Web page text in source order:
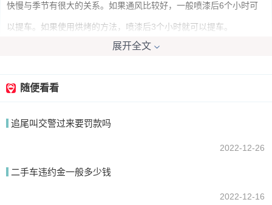
快慢与季节有很大的关系。如果通风比较好，一般喷漆后6个小时可
以提车。如果使用烘烤的方法，喷漆后3个小时就可以提车。
2022-12-14 21:07:38
2-3天可以拿车，工期慢的话可能需要7天左右。钣金喷漆外面的汽修
展开全文
随便看看
追尾叫交警过来要罚款吗
2022-12-26
二手车违约金一般多少钱
2022-12-16